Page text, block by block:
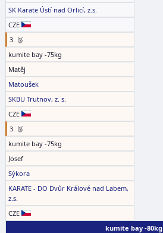
SK Karate Ústí nad Orlicí, z.s.
CZE
3. 🥉
kumite bay -75kg
Matěj
Matoušek
SKBU Trutnov, z. s.
CZE
3. 🥉
kumite bay -75kg
Josef
Sýkora
KARATE - DO Dvůr Králové nad Labem,
z.s.
CZE
kumite bay -80kg